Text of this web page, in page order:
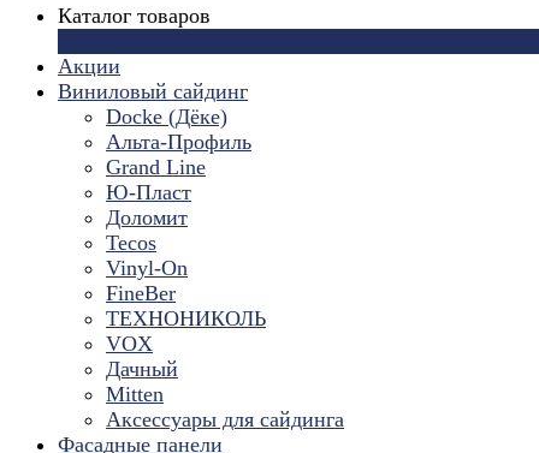
Каталог товаров
Акции
Виниловый сайдинг
Docke (Дёке)
Альта-Профиль
Grand Line
Ю-Пласт
Доломит
Tecos
Vinyl-On
FineBer
ТЕХНОНИКОЛЬ
VOX
Дачный
Mitten
Аксессуары для сайдинга
Фасадные панели